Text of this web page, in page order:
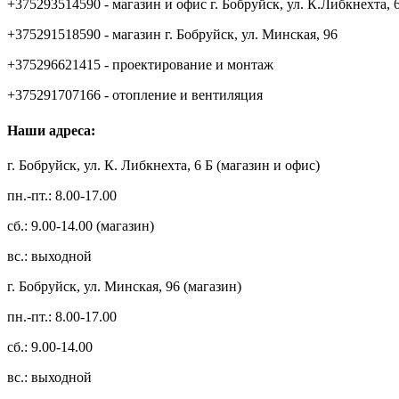
+375293514590 - магазин и офис г. Бобруйск, ул. К.Либкнехта,
+375291518590 - магазин г. Бобруйск, ул. Минская, 96
+375296621415 - проектирование и монтаж
+375291707166 - отопление и вентиляция
Наши адреса:
г. Бобруйск, ул. К. Либкнехта, 6 Б (магазин и офис)
пн.-пт.: 8.00-17.00
сб.: 9.00-14.00 (магазин)
вс.: выходной
г. Бобруйск, ул. Минская, 96 (магазин)
пн.-пт.: 8.00-17.00
сб.: 9.00-14.00
вс.: выходной